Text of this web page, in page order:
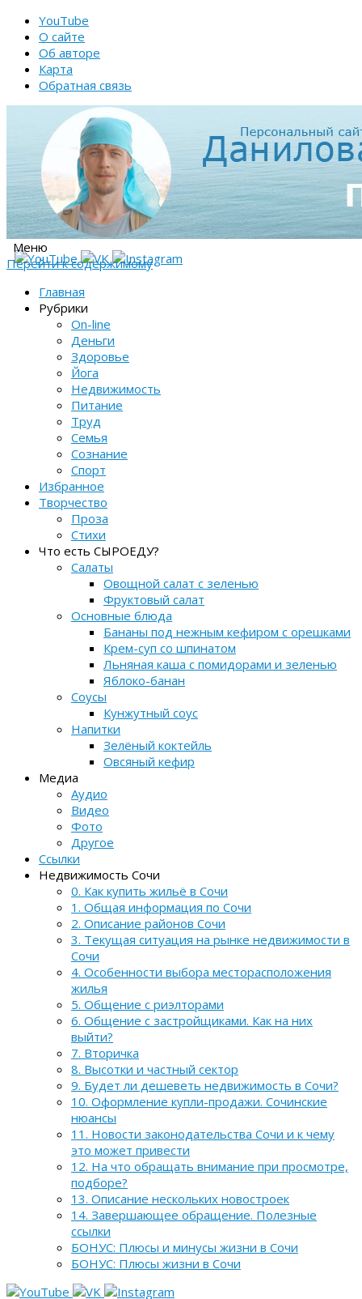
YouTube
О сайте
Об авторе
Карта
Обратная связь
Меню
Перейти к содержимому
Главная
Рубрики
On-line
Деньги
Здоровье
Йога
Недвижимость
Питание
Труд
Семья
Сознание
Спорт
Избранное
Творчество
Проза
Стихи
Что есть СЫРОЕДУ?
Салаты
Овощной салат с зеленью
Фруктовый салат
Основные блюда
Бананы под нежным кефиром с орешками
Крем-суп со шпинатом
Льняная каша с помидорами и зеленью
Яблоко-банан
Соусы
Кунжутный соус
Напитки
Зелёный коктейль
Овсяный кефир
Медиа
Аудио
Видео
Фото
Другое
Ссылки
Недвижимость Сочи
0. Как купить жильё в Сочи
1. Общая информация по Сочи
2. Описание районов Сочи
3. Текущая ситуация на рынке недвижимости в
Сочи
4. Особенности выбора месторасположения
жилья
5. Общение с риэлторами
6. Общение с застройщиками. Как на них
выйти?
7. Вторичка
8. Высотки и частный сектор
9. Будет ли дешеветь недвижимость в Сочи?
10. Оформление купли-продажи. Сочинские
нюансы
11. Новости законодательства Сочи и к чему
это может привести
12. На что обращать внимание при просмотре,
подборе?
13. Описание нескольких новостроек
14. Завершающее обращение. Полезные
ссылки
БОНУС: Плюсы и минусы жизни в Сочи
БОНУС: Плюсы жизни в Сочи